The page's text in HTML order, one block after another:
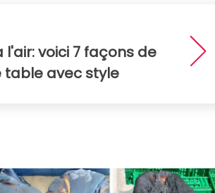
voici 7 façons de
table avec style